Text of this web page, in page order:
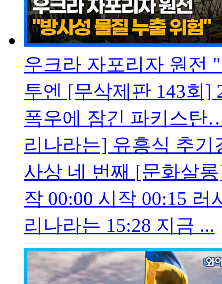
우크라 자포리자 원전
투엔 [무삭제판 143회]
폭우에 잠긴 파키스탄
리나라는] 유흥식 추
사상 네 번째 [문화살
작 00:00 시작 00:15
리나라는 15:28 지금 ...